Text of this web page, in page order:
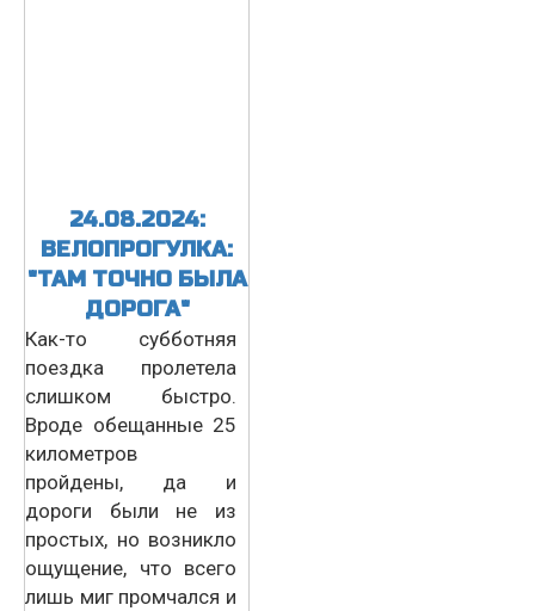
24.08.2024:
ВЕЛОПРОГУЛКА:
"ТАМ ТОЧНО БЫЛА
ДОРОГА"
Как-то субботняя
поездка пролетела
слишком быстро.
Вроде обещанные 25
километров
пройдены, да и
дороги были не из
простых, но возникло
ощущение, что всего
лишь миг промчался и